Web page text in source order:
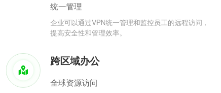
统一管理
企业可以通过VPN统一管理和监控员工的远程访问，
提高安全性和管理效率。
跨区域办公
全球资源访问